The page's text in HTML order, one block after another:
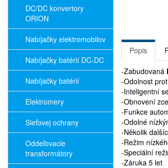
DC/DC konvertory
ORION
Nabíjačky elektromobilov
Nabíjačky batérií DC-DC
Nabíjačky batérií
Elektromery
Sieťovej ochrany
Oddeľovacie
transformátory
Popis
-Zabudovaná
-Odolnost
-Inteligentní
-Obnovení
-Funkce
-Odolné
-Několik
-Režim
-Speciální
-Záruka 5 let